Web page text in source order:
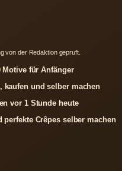
von der Redaktion gepruft.
Motive für Anfänger
kaufen und selber machen
vor 1 Stunde heute
perfekte Crêpes selber machen